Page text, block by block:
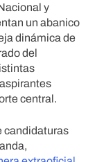
y
un abanico
dinámica de
del
central.
candidaturas